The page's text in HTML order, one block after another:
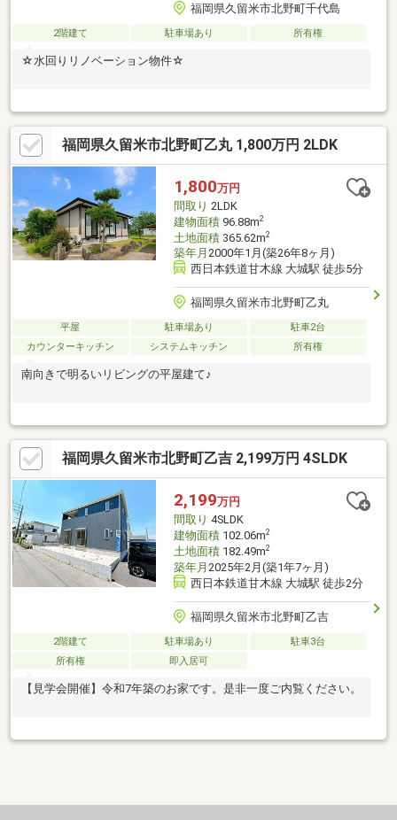
福岡県久留米市北野町千代島
2階建て 駐車場あり 所有権
☆水回りリノベーション物件☆
福岡県久留米市北野町乙丸 1,800万円 2LDK
1,800万円
間取り 2LDK
建物面積96.88m2
土地面積365.62m2
築年月 2000年1月(築26年8ヶ月)
西日本鉄道甘木線 大城駅 徒歩5分
福岡県久留米市北野町乙丸
平屋 駐車場あり
駐車2台
カウンターキッチン
システムキッチン 所有権
南向きで明るいリビングの平屋建て♪
福岡県久留米市北野町乙吉 2,199万円 4SLDK
2,199万円
間取り 4SLDK
建物面積102.06m2
土地面積182.49m2
築年月 2025年2月(築1年7ヶ月)
西日本鉄道甘木線 大城駅 徒歩2分
福岡県久留米市北野町乙吉
2階建て 駐車場あり
駐車3台
所有権
即入居可
【見学会開催】令和7年築のお家です。是非一度ご内覧ください。